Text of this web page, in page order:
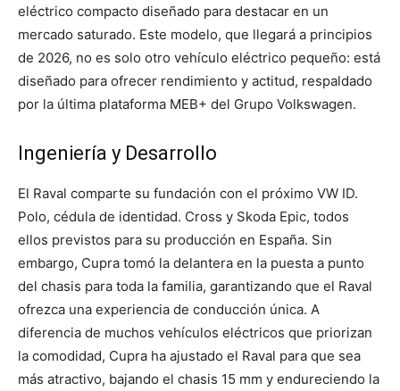
eléctrico compacto diseñado para destacar en un
mercado saturado. Este modelo, que llegará a principios
de 2026, no es solo otro vehículo eléctrico pequeño: está
diseñado para ofrecer rendimiento y actitud, respaldado
por la última plataforma MEB+ del Grupo Volkswagen.
Ingeniería y Desarrollo
El Raval comparte su fundación con el próximo VW ID.
Polo, cédula de identidad. Cross y Skoda Epic, todos
ellos previstos para su producción en España. Sin
embargo, Cupra tomó la delantera en la puesta a punto
del chasis para toda la familia, garantizando que el Raval
ofrezca una experiencia de conducción única. A
diferencia de muchos vehículos eléctricos que priorizan
la comodidad, Cupra ha ajustado el Raval para que sea
más atractivo, bajando el chasis 15 mm y endureciendo la